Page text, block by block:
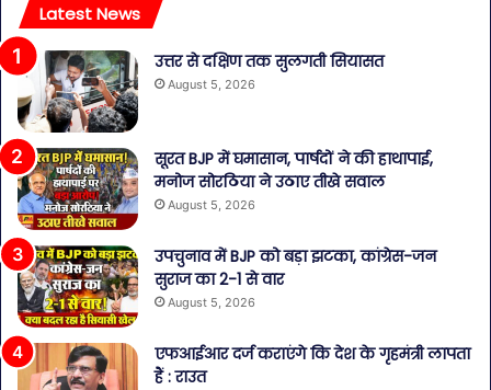
Latest News
उत्तर से दक्षिण तक सुलगती सियासत
August 5, 2026
सूरत BJP में घमासान, पार्षदों ने की हाथापाई,
मनोज सोरठिया ने उठाए तीखे सवाल
August 5, 2026
उपचुनाव में BJP को बड़ा झटका, कांग्रेस-जन
सुराज का 2-1 से वार
August 5, 2026
एफआईआर दर्ज कराएंगे कि देश के गृहमंत्री लापता
हैं : राउत